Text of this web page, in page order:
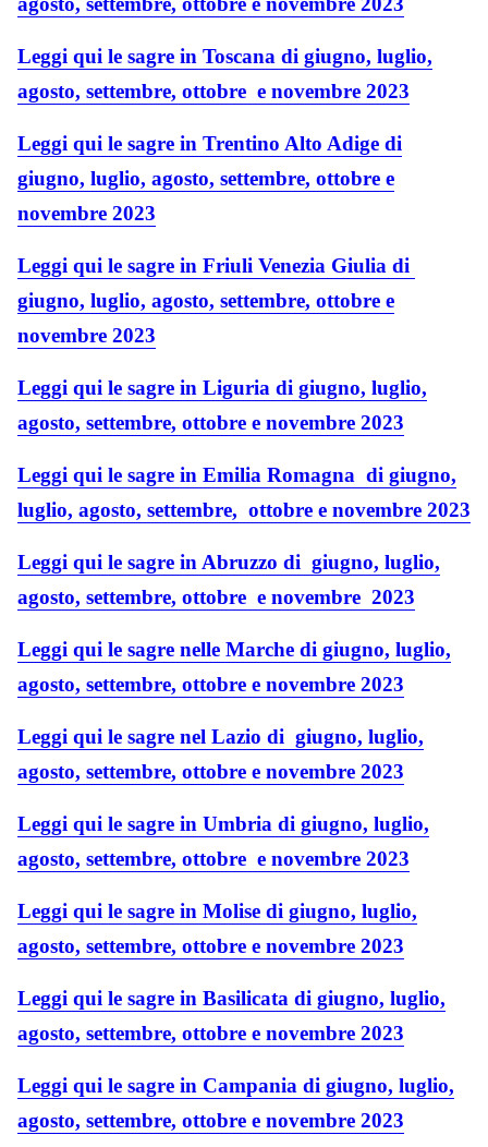
Leggi qui le sagre in Toscana di giugno, luglio,
agosto, settembre, ottobre e novembre 2023
Leggi qui le sagre in Trentino Alto Adige di
giugno, luglio, agosto, settembre, ottobre e
novembre 2023
Leggi qui le sagre in Friuli Venezia Giulia di
giugno, luglio, agosto, settembre, ottobre e
novembre 2023
Leggi qui le sagre in Liguria di giugno, luglio,
agosto, settembre, ottobre e novembre 2023
Leggi qui le sagre in Emilia Romagna di giugno,
luglio, agosto, settembre, ottobre e novembre 2023
Leggi qui le sagre in Abruzzo di giugno, luglio,
agosto, settembre, ottobre e novembre 2023
Leggi qui le sagre nelle Marche di giugno, luglio,
agosto, settembre, ottobre e novembre 2023
Leggi qui le sagre nel Lazio di giugno, luglio,
agosto, settembre, ottobre e novembre 2023
Leggi qui le sagre in Umbria di giugno, luglio,
agosto, settembre, ottobre e novembre 2023
Leggi qui le sagre in Molise di giugno, luglio,
agosto, settembre, ottobre e novembre 2023
Leggi qui le sagre in Basilicata di giugno, luglio,
agosto, settembre, ottobre e novembre 2023
Leggi qui le sagre in Campania di giugno, luglio,
agosto, settembre, ottobre e novembre 2023